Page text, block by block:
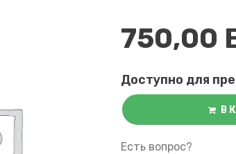
750,00
Доступно для
В
Есть вопрос?